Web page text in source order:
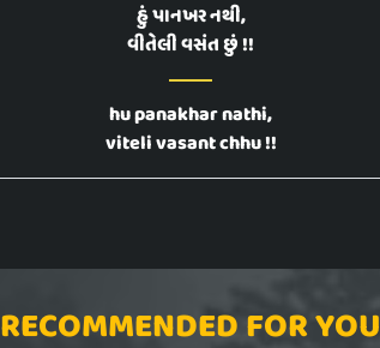
હું પાનખર નથી,
વીતેલી વસંત છું !!
hu panakhar nathi,
viteli vasant chhu !!
RECOMMENDED FOR YOU